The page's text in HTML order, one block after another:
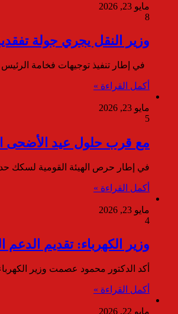
مايو 23, 2026
8
وزير النقل يجري جولة
في إطار تنفيذ توجيهات فخامة
أكمل القراءة »
مايو 23, 2026
5
مع قرب حلول عيد الأضحى
في إطار حرص الهيئة القومية لسكك
أكمل القراءة »
مايو 23, 2026
4
وزير الكهرباء: تقديم الدعم
أكد الدكتور محمود عصمت وزير
أكمل القراءة »
مايو 22, 2026